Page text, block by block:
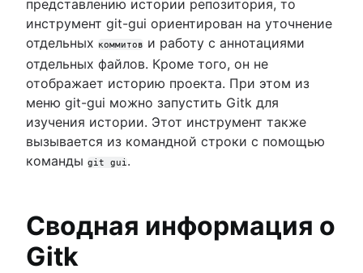
представлению истории репозитория, то
инструмент git-gui ориентирован на уточнение
отдельных коммитов и работу с аннотациями
отдельных файлов. Кроме того, он не
отображает историю проекта. При этом из
меню git-gui можно запустить Gitk для
изучения истории. Этот инструмент также
вызывается из командной строки с помощью
команды git gui .
Сводная информация о
Gitk